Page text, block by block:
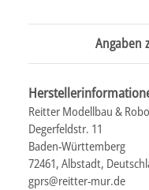
Angaben
Reitter Modellbau &
Degerfeldstr. 11
Baden-Württemberg
72461, Albstadt,
gprs@reitter-mur.de